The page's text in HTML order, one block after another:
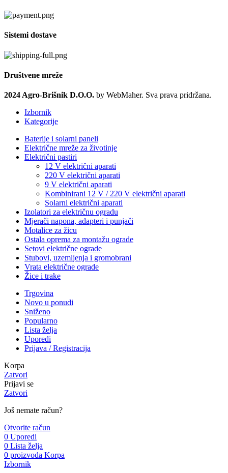
Sistemi dostave
Društvene mreže
2024 Agro-Brišnik D.O.O. by WebMaher. Sva prava pridržana.
Izbornik
Kategorije
Baterije i solarni paneli
Električne mreže za životinje
Električni pastiri
12 V električni aparati
220 V električni aparati
9 V električni aparati
Kombinirani 12 V / 220 V električni aparati
Solarni električni aparati
Izolatori za električnu ogradu
Mjerači napona, adapteri i punjači
Motalice za žicu
Ostala oprema za montažu ograde
Setovi električne ograde
Stubovi, uzemljenja i gromobrani
Vrata električne ograde
Žice i trake
Trgovina
Novo u ponudi
Sniženo
Popularno
Lista želja
Uporedi
Prijava / Registracija
Korpa
Zatvori
Prijavi se
Zatvori
Još nemate račun?
Otvorite račun
0 Uporedi
0 Lista želja
0 proizvoda Korpa
Izbornik